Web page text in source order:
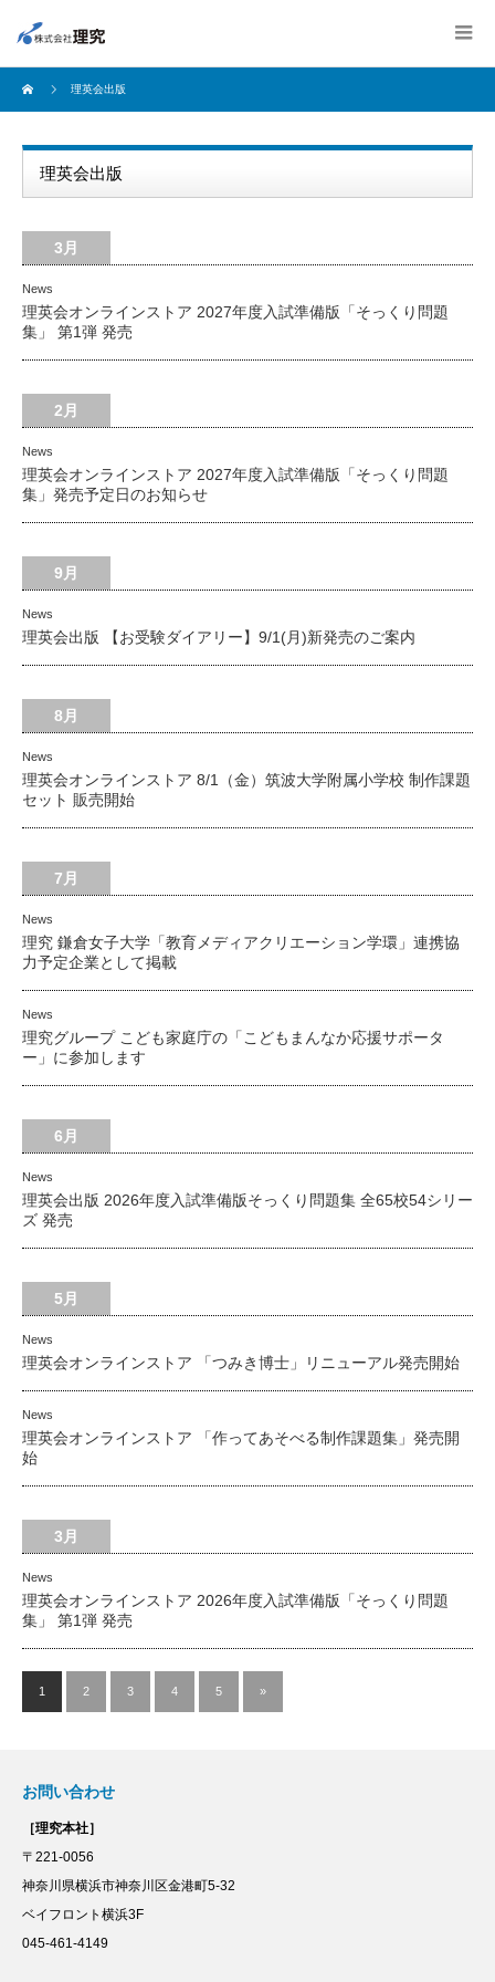
理英会出版
理英会出版
3月
News
理英会オンラインストア 2027年度入試準備版「そっくり問題
集」 第1弾 発売
2月
News
理英会オンラインストア 2027年度入試準備版「そっくり問題
集」発売予定日のお知らせ
9月
News
理英会出版 【お受験ダイアリー】9/1(月)新発売のご案内
8月
News
理英会オンラインストア 8/1（金）筑波大学附属小学校 制作課題
セット 販売開始
7月
News
理究 鎌倉女子大学「教育メディアクリエーション学環」連携協
力予定企業として掲載
News
理究グループ こども家庭庁の「こどもまんなか応援サポータ
ー」に参加します
6月
News
理英会出版 2026年度入試準備版そっくり問題集 全65校54シリー
ズ 発売
5月
News
理英会オンラインストア 「つみき博士」リニューアル発売開始
News
理英会オンラインストア 「作ってあそべる制作課題集」発売開
始
3月
News
理英会オンラインストア 2026年度入試準備版「そっくり問題
集」 第1弾 発売
1 2 3 4 5 »
お問い合わせ
［理究本社］
〒221-0056
神奈川県横浜市神奈川区金港町5-32
ベイフロント横浜3F
045-461-4149